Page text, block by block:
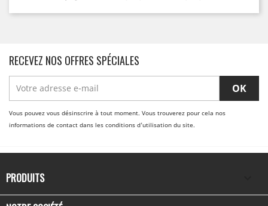
RECEVEZ NOS OFFRES SPÉCIALES
Vous pouvez vous désinscrire à tout moment. Vous trouverez pour cela nos
informations de contact dans les conditions d'utilisation du site.
PRODUITS